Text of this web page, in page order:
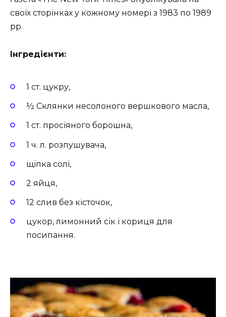
своїх сторінках у кожному номері з 1983 по 1989
рр.
Інгредієнти:
1 ст. цукру,
½ Склянки несолоного вершкового масла,
1 ст. просіяного борошна,
1 ч. л. розпушувача,
щіпка солі,
2 яйця,
12 слив без кісточок,
цукор, лимонний сік і кориця для
посипання.